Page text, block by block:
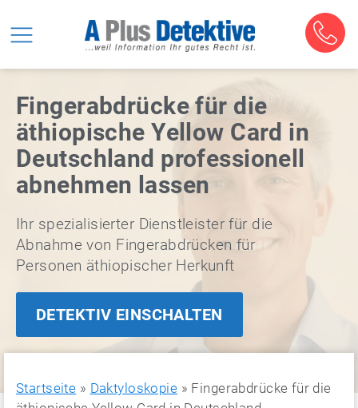
Fingerabdrücke für die
äthiopische Yellow Card in
Deutschland professionell
abnehmen lassen
Ihr spezialisierter Dienstleister für die
Abnahme von Fingerabdrücken für
Personen äthiopischer Herkunft
DETEKTIV EINSCHALTEN
Startseite » Daktyloskopie » Fingerabdrücke für die